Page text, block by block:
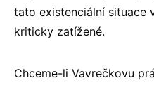
tato existenciální situace
kriticky zatížené.
Chceme-li Vavrečkovu